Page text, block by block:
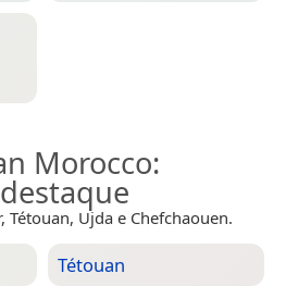
Morocco:
Tétouan, Ujda e Chefchaouen.
Tétouan